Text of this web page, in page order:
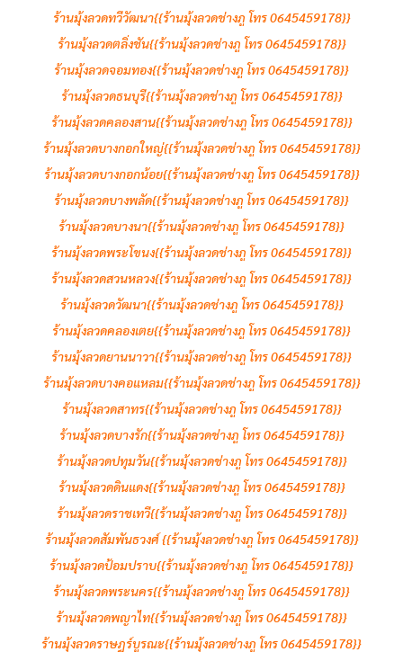
ร้านมุ้งลวดทวีวัฒนา{{ร้านมุ้งลวดช่างภู โทร 0645459178}}
ร้านมุ้งลวดตลิ่งชัน{{ร้านมุ้งลวดช่างภู โทร 0645459178}}
ร้านมุ้งลวดจอมทอง{{ร้านมุ้งลวดช่างภู โทร 0645459178}}
ร้านมุ้งลวดธนบุรี{{ร้านมุ้งลวดช่างภู โทร 0645459178}}
ร้านมุ้งลวดคลองสาน{{ร้านมุ้งลวดช่างภู โทร 0645459178}}
ร้านมุ้งลวดบางกอกใหญ่{{ร้านมุ้งลวดช่างภู โทร 0645459178}}
ร้านมุ้งลวดบางกอกน้อย{{ร้านมุ้งลวดช่างภู โทร 0645459178}}
ร้านมุ้งลวดบางพลัด{{ร้านมุ้งลวดช่างภู โทร 0645459178}}
ร้านมุ้งลวดบางนา{{ร้านมุ้งลวดช่างภู โทร 0645459178}}
ร้านมุ้งลวดพระโขนง{{ร้านมุ้งลวดช่างภู โทร 0645459178}}
ร้านมุ้งลวดสวนหลวง{{ร้านมุ้งลวดช่างภู โทร 0645459178}}
ร้านมุ้งลวดวัฒนา{{ร้านมุ้งลวดช่างภู โทร 0645459178}}
ร้านมุ้งลวดคลองเตย{{ร้านมุ้งลวดช่างภู โทร 0645459178}}
ร้านมุ้งลวดยานนาวา{{ร้านมุ้งลวดช่างภู โทร 0645459178}}
ร้านมุ้งลวดบางคอแหลม{{ร้านมุ้งลวดช่างภู โทร 0645459178}}
ร้านมุ้งลวดสาทร{{ร้านมุ้งลวดช่างภู โทร 0645459178}}
ร้านมุ้งลวดบางรัก{{ร้านมุ้งลวดช่างภู โทร 0645459178}}
ร้านมุ้งลวดปทุมวัน{{ร้านมุ้งลวดช่างภู โทร 0645459178}}
ร้านมุ้งลวดดินแดง{{ร้านมุ้งลวดช่างภู โทร 0645459178}}
ร้านมุ้งลวดราชเทวี{{ร้านมุ้งลวดช่างภู โทร 0645459178}}
ร้านมุ้งลวดสัมพันธวงศ์ {{ร้านมุ้งลวดช่างภู โทร 0645459178}}
ร้านมุ้งลวดป้อมปราบ{{ร้านมุ้งลวดช่างภู โทร 0645459178}}
ร้านมุ้งลวดพระนคร{{ร้านมุ้งลวดช่างภู โทร 0645459178}}
ร้านมุ้งลวดพญาไท{{ร้านมุ้งลวดช่างภู โทร 0645459178}}
ร้านมุ้งลวดราษฎร์บูรณะ{{ร้านมุ้งลวดช่างภู โทร 0645459178}}